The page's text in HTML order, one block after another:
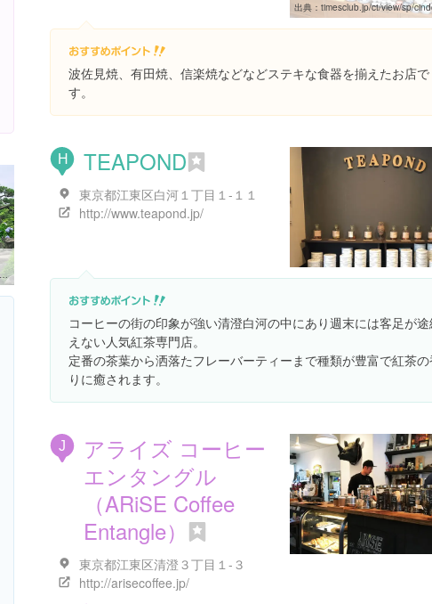
出典： timesclub.jp/ct/view/sp/cinderella/spot/
波佐見焼、有田焼、信楽焼などなどステキな食器を揃えたお店で
す。
H TEAPOND
東京都江東区白河１丁目１-１１
http://www.teapond.jp/
コーヒーの街の印象が強い清澄白河の中にあり週末には客足が
えない人気紅茶専門店。
定番の茶葉から洒落たフレーバーティーまで種類が豊富で紅茶の
りに癒されます。
J
アライズ コーヒー
エンタングル
（ARiSE Coffee
Entangle）
東京都江東区清澄３丁目１-３
http://arisecoffee.jp/